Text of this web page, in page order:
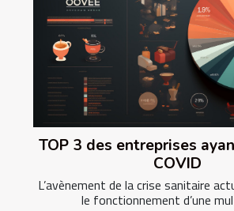
TOP 3 des entreprises
COVID
L’avènement de la crise sanitaire
le fonctionnement d’une